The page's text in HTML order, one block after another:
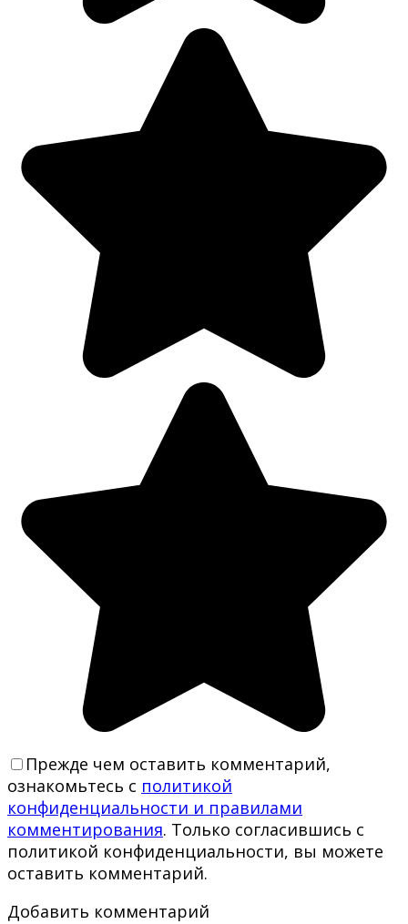
Прежде чем оставить комментарий,
ознакомьтесь с политикой
конфиденциальности и правилами
комментирования. Только согласившись с
политикой конфиденциальности, вы можете
оставить комментарий.
Добавить комментарий